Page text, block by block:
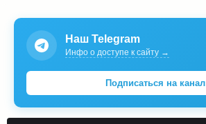
Наш Telegram
Инфо о доступе к сайту →
Подписаться на канал